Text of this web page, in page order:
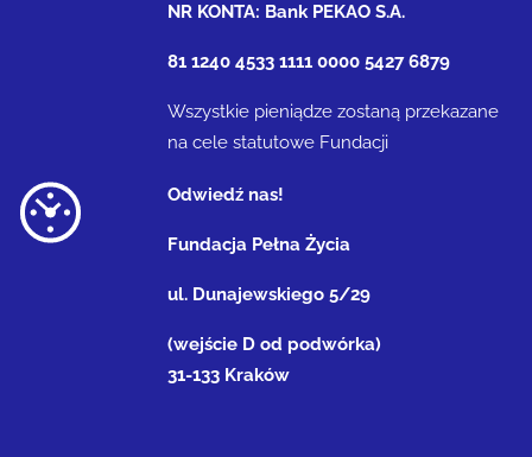
NR KONTA: Bank PEKAO S.A.
81 1240 4533 1111 0000 5427 6879
Wszystkie pieniądze zostaną przekazane
na cele statutowe Fundacji
Odwiedź nas!
Fundacja Pełna Życia
ul. Dunajewskiego 5/29
(wejście D od podwórka)
31-133 Kraków